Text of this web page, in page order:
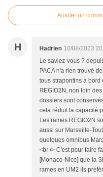
Ajouter un
H Hadrien 10/08/2023
Le saviez-vous ?
PACA n'a rien trouvé
tous strapontins à bord
REGIO2N, non loin
dossiers sont
cela réduit la capacité
Les rames REGIO2N
aussi sur Marseille-
quelques omnibus
<br /> C'est pour faire
[Monaco-Nice] que la
rames en UM2 ils